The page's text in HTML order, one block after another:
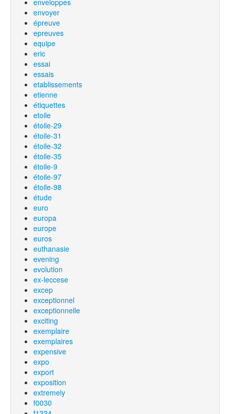
enveloppes
envoyer
épreuve
epreuves
equipe
eric
essai
essais
etablissements
etienne
étiquettes
etoile
étoile-29
étoile-31
étoile-32
étoile-35
étoile-9
étoile-97
étoile-98
étude
euro
europa
europe
euros
euthanasie
evening
evolution
ex-leccese
excep
exceptionnel
exceptionnelle
exciting
exemplaire
exemplaires
expensive
expo
export
exposition
extremely
f0030